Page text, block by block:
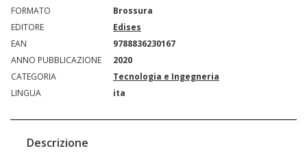
FORMATO
Brossura
EDITORE
Edises
EAN
9788836230167
ANNO PUBBLICAZIONE
2020
CATEGORIA
Tecnologia e Ingegneria
LINGUA
ita
Descrizione